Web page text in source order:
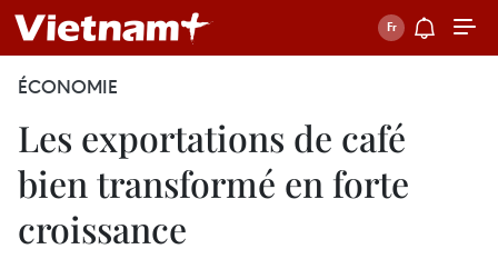
ÉCONOMIE
Les exportations de café
bien transformé en forte
croissance